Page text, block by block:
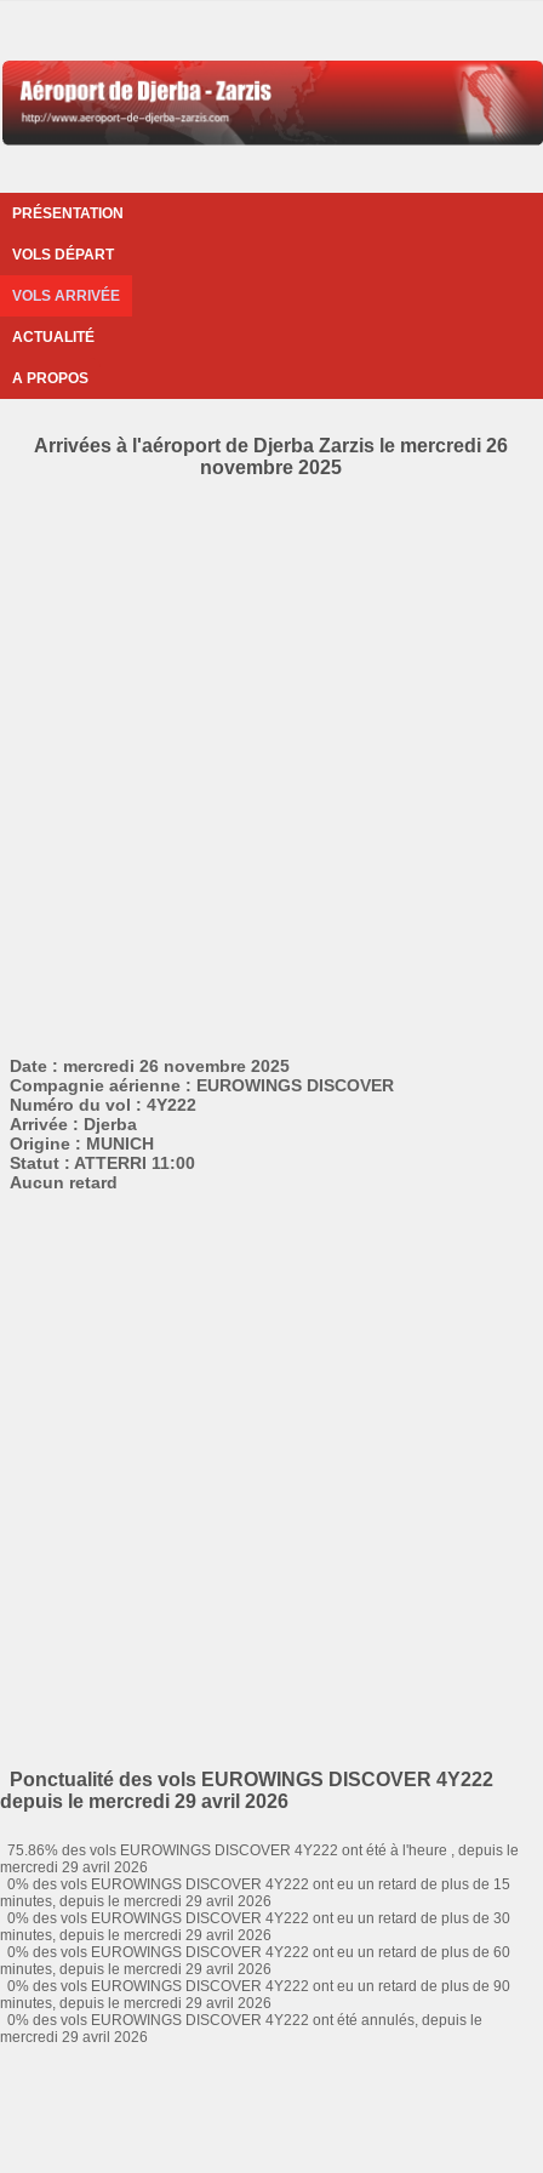
PRÉSENTATION
VOLS DÉPART
VOLS ARRIVÉE
ACTUALITÉ
A PROPOS
Arrivées à l'aéroport de Djerba Zarzis le mercredi 26
novembre 2025
Date : mercredi 26 novembre 2025
Compagnie aérienne : EUROWINGS DISCOVER
Numéro du vol : 4Y222
Arrivée : Djerba
Origine : MUNICH
Statut : ATTERRI 11:00
Aucun retard
Ponctualité des vols EUROWINGS DISCOVER 4Y222
depuis le mercredi 29 avril 2026
75.86% des vols EUROWINGS DISCOVER 4Y222 ont été à l'heure , depuis le
mercredi 29 avril 2026
0% des vols EUROWINGS DISCOVER 4Y222 ont eu un retard de plus de 15
minutes, depuis le mercredi 29 avril 2026
0% des vols EUROWINGS DISCOVER 4Y222 ont eu un retard de plus de 30
minutes, depuis le mercredi 29 avril 2026
0% des vols EUROWINGS DISCOVER 4Y222 ont eu un retard de plus de 60
minutes, depuis le mercredi 29 avril 2026
0% des vols EUROWINGS DISCOVER 4Y222 ont eu un retard de plus de 90
minutes, depuis le mercredi 29 avril 2026
0% des vols EUROWINGS DISCOVER 4Y222 ont été annulés, depuis le
mercredi 29 avril 2026